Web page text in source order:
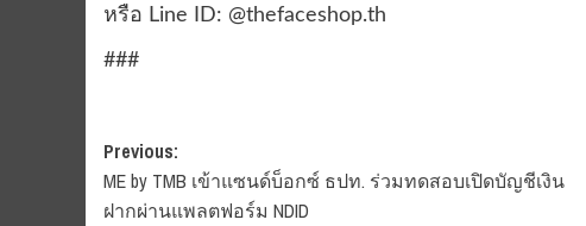
หรือ Line ID: @thefaceshop.th
###
Post
navigation
Previous:
ME by TMB เข้าแซนด์บ็อกซ์ ธปท. ร่วมทดสอบเปิดบัญชีเงิน
ฝากผ่านแพลตฟอร์ม NDID